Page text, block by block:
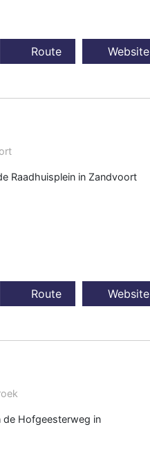
Route Website
Raadhuisplein in Zandvoort
Route Website
de Hofgeesterweg in